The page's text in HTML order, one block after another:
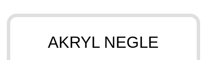
AKRYL NEGLE